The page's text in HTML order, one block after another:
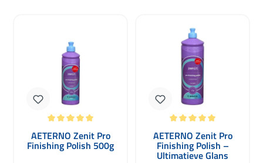
AETERNO Zenit Pro
Finishing Polish 500g
AETERNO Zenit Pro
Finishing Polish –
Ultimatieve Glans